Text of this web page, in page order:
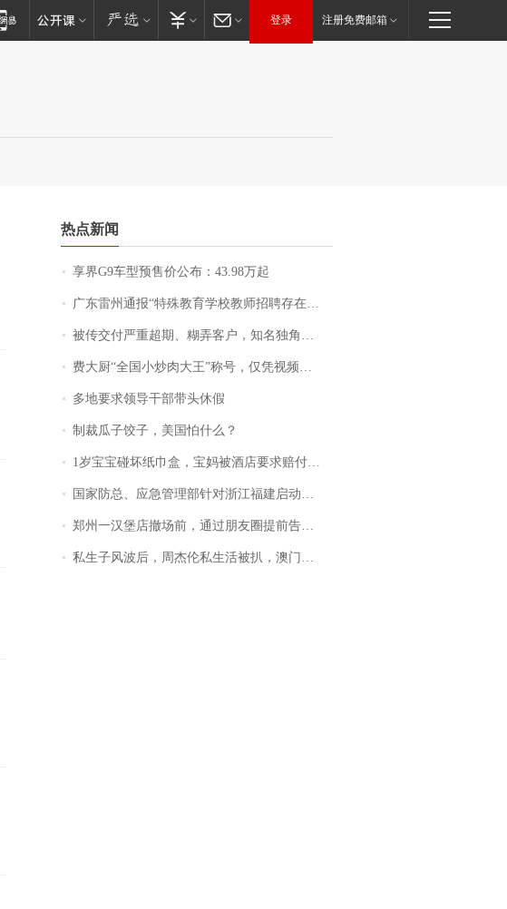
登录 注册免费邮箱
热点新闻
享界G9车型预售价公布：43.98万起
广东雷州通报“特殊教育学校教师招聘存在违规行为”：已启动问责程序 副校长被停职
被传交付严重超期、糊弄客户，知名独角兽车企创始人回应：都没证据，将依法采取措施，“本人长期与美国交管局保持沟通，对方表示肯定”
费大厨“全国小炒肉大王”称号，仅凭视频评出？中国烹饪协会回应
多地要求领导干部带头休假
制裁瓜子饺子，美国怕什么？
1岁宝宝碰坏纸巾盒，宝妈被酒店要求赔付924元！三亚一酒店回复：骨瓷定制！网友一查价格，吵翻了
国家防总、应急管理部针对浙江福建启动防汛防台风四级应急响应
郑州一汉堡店撤场前，通过朋友圈提前告知逐一退费，有顾客仅剩1元也全被退回，分文不少；顾客：言而有信，让人感动
私生子风波后，周杰伦私生活被扒，澳门输10亿传闻早已经水落石出